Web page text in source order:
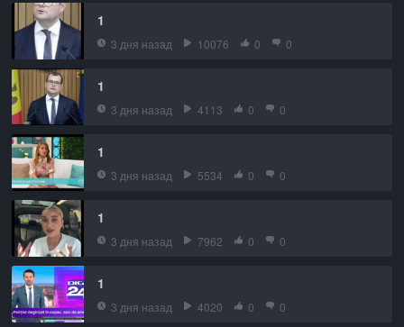
1
3 дня назад 10076 0 0
1
3 дня назад 4113 0 0
1
3 дня назад 5534 0 0
1
3 дня назад 7962 0 0
1
3 дня назад 4020 0 0